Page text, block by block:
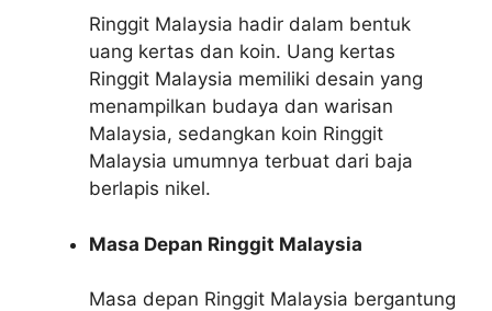
Ringgit Malaysia hadir dalam bentuk
uang kertas dan koin. Uang kertas
Ringgit Malaysia memiliki desain yang
menampilkan budaya dan warisan
Malaysia, sedangkan koin Ringgit
Malaysia umumnya terbuat dari baja
berlapis nikel.
Masa Depan Ringgit Malaysia
Masa depan Ringgit Malaysia bergantung